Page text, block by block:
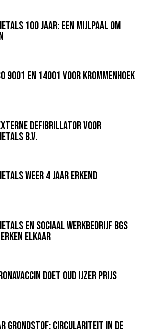
100 jaar: een mijlpaal om
9001 en 14001 voor Krommenhoek
Defibrillator voor
b.v.
weer 4 jaar Erkend
en sociaal werkbedrijf BGS
elkaar
doet oud ijzer prijs
grondstof: circulariteit in de